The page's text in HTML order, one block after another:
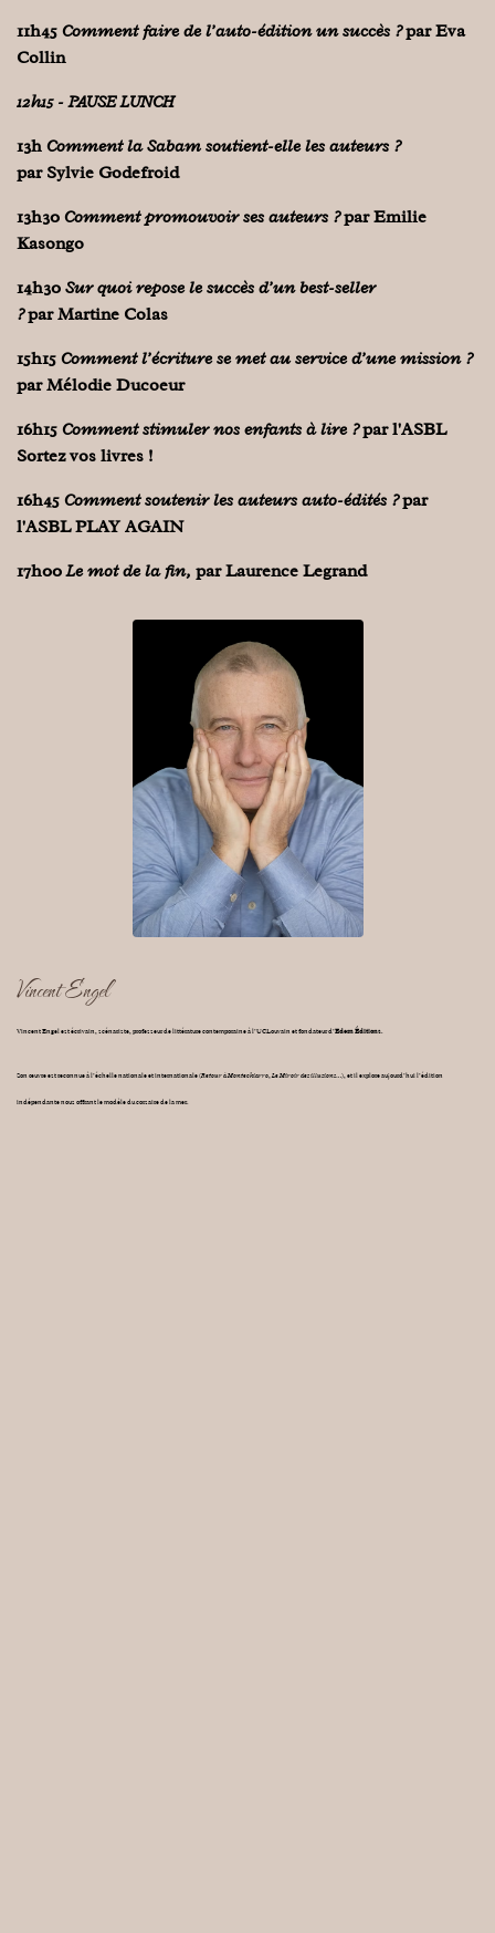
11h45 Comment faire de l’auto-édition un succès ?par Eva
Collin
12h15 - PAUSE LUNCH
13h Comment la Sabam soutient-elle les auteurs ?
par Sylvie Godefroid
13h30 Comment promouvoir ses auteurs ?par Emilie
Kasongo
14h30 Sur quoi repose le succès d’un best-seller
?par Martine Colas
15h15 Comment l’écriture se met au service d’une mission ?
par Mélodie Ducoeur
16h15 Comment stimuler nos enfants à lire ?par l'ASBL
Sortez vos livres !
16h45 Comment soutenir les auteurs auto-édités ?par
l'ASBL PLAY AGAIN
17h00Le mot de la fin, par Laurence Legrand
Vincent Engel
Vincent Engel est écrivain, scénariste, professeur de littérature contemporaine à l’UCLouvain et fondateur d’Edern Éditions.
Son œuvre est reconnue à l’échelle nationale et internationale (Retour à Montechiarro,Le Miroir des illusions…), et il explore aujourd’hui l’édition
indépendante nous offrant le modèle du corsaire de la mer.